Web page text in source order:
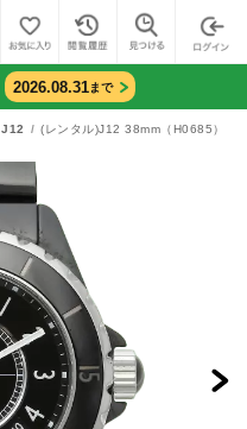
2026.08.31まで
J12 (レンタル)J12 38mm（H0685）